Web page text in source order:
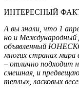
ИНТЕРЕСНЫЙ
А вы знали, что 1
но и Международный
объявленный
многих странах мира
– отлично подходит
смешная, и
теплых, ласковых